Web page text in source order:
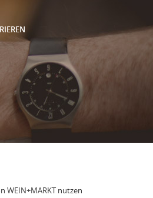
WEIN+MARKT nutzen